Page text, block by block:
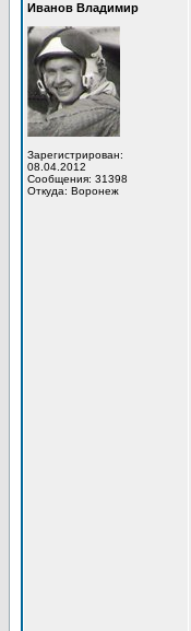
Иванов Владимир
Зарегистрирован:
08.04.2012
Сообщения: 31398
Откуда: Воронеж